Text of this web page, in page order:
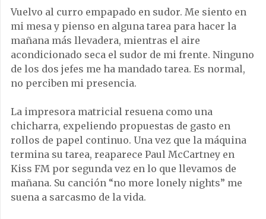
Vuelvo al curro empapado en sudor. Me siento en
mi mesa y pienso en alguna tarea para hacer la
mañana más llevadera, mientras el aire
acondicionado seca el sudor de mi frente. Ninguno
de los dos jefes me ha mandado tarea. Es normal,
no perciben mi presencia.
La impresora matricial resuena como una
chicharra, expeliendo propuestas de gasto en
rollos de papel continuo. Una vez que la máquina
termina su tarea, reaparece Paul McCartney en
Kiss FM por segunda vez en lo que llevamos de
mañana. Su canción “no more lonely nights” me
suena a sarcasmo de la vida.